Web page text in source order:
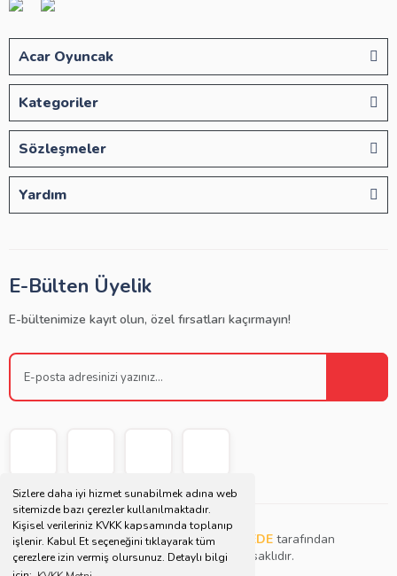
Sizlere daha iyi hizmet sunabilmek adına web
sitemizde bazı çerezler kullanılmaktadır.
Kişisel verileriniz KVKK kapsamında toplanıp
işlenir. Kabul Et seçeneğini tıklayarak tüm
çerezlere izin vermiş olursunuz. Detaylı bilgi
Acar Oyuncak
Kategoriler
Sözleşmeler
Yardım
E-Bülten Üyelik
E-bültenimize kayıt olun, özel fırsatları kaçırmayın!
Copyright © 2021 | Bu websitesiMüjdat DEDE tarafından
tasarlanmış ve düzenlenmiştir. Tüm hakları saklıdır.